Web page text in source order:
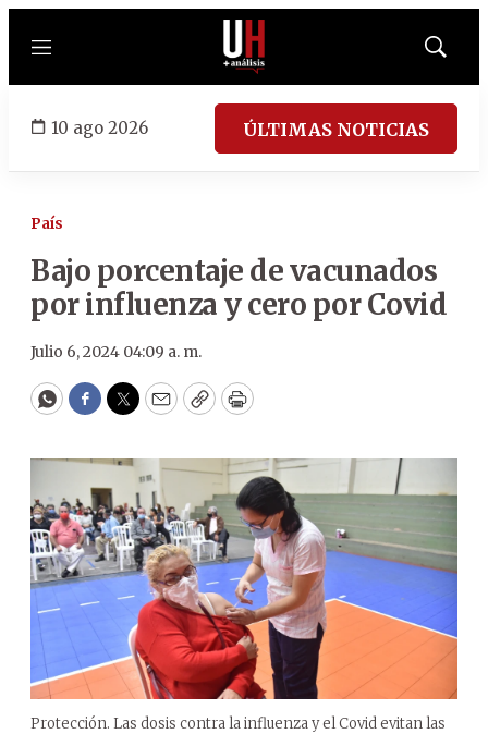
Menú
Mostrar
10 ago 2026 ÚLTIMAS NOTICIAS
País
Bajo porcentaje de vacunados
por influenza y cero por Covid
Julio 6, 2024 04:09 a. m.
WhatsApp
Facebook
Twitter
EmailCopyPrint
Protección. Las dosis contra la influenza y el Covid evitan las